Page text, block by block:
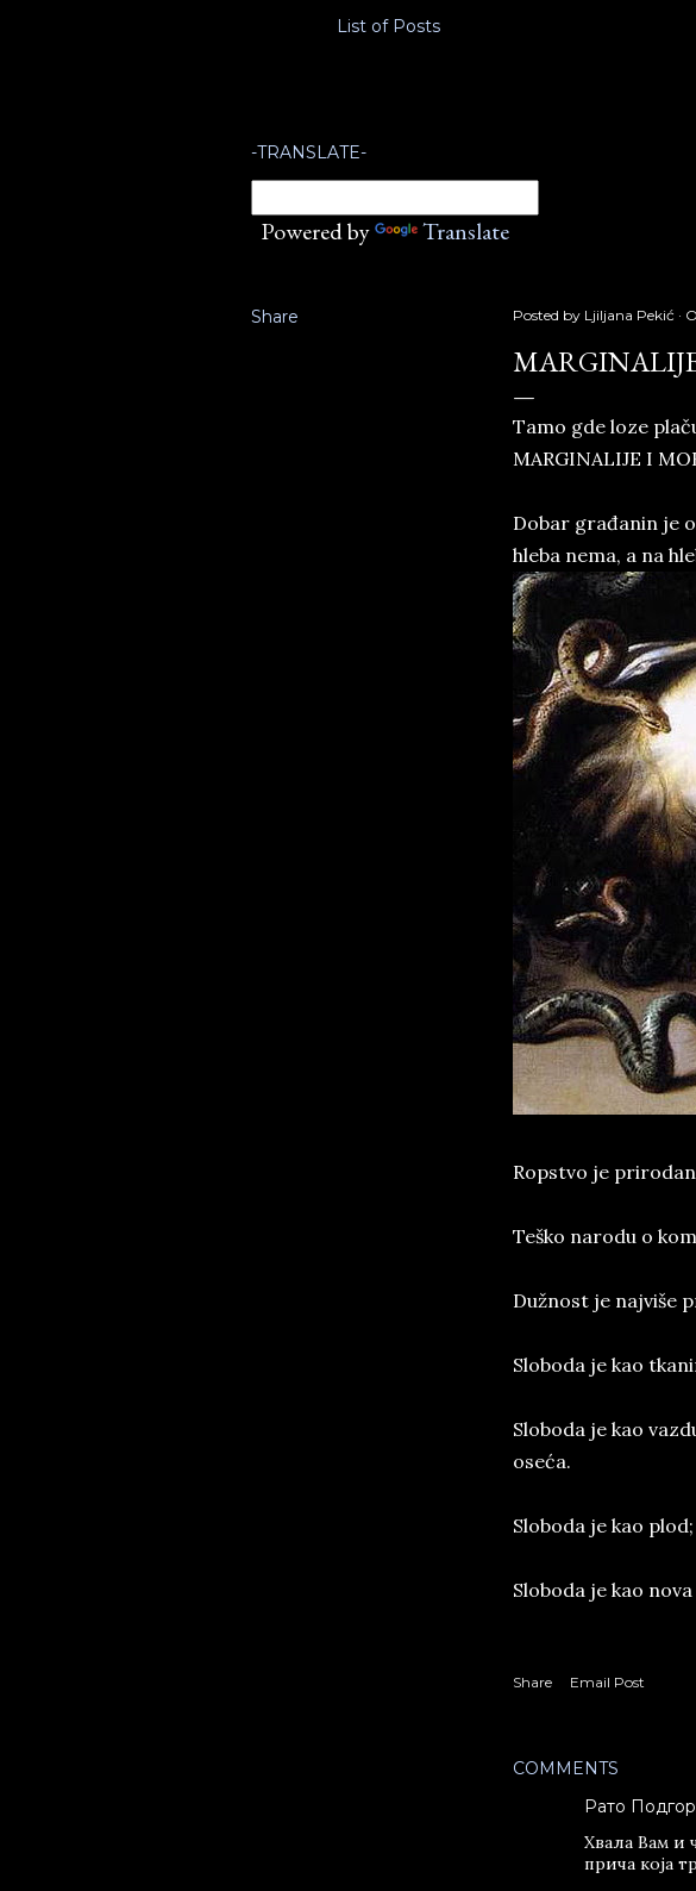
List of Posts
-TRANSLATE-
Powered by Translate
Share Posted by Ljiljana Pekić
Tamo gde loze
MARGINALIJE I
Dobar građanin je
hleba nema, a na
Ropstvo je
Teško narodu o
Dužnost je najviše
Sloboda je kao
Sloboda je kao
oseća.
Sloboda je kao
Sloboda je kao
Share Email Post
COMMENTS
Рато
Хвала Вам и
прича која